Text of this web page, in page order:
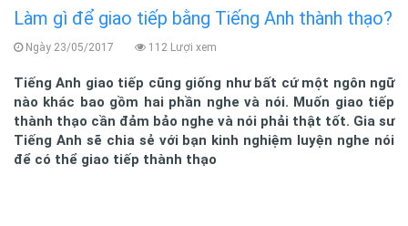
Làm gì để giao tiếp bằng Tiếng Anh thành thạo?
Ngày 23/05/2017 112 Lượi xem
Tiếng Anh giao tiếp cũng giống như bất cứ một ngôn ngữ
nào khác bao gồm hai phần nghe và nói. Muốn giao tiếp
thành thạo cần đảm bảo nghe và nói phải thật tốt. Gia sư
Tiếng Anh sẽ chia sẻ với bạn kinh nghiệm luyện nghe nói
để có thể giao tiếp thành thạo